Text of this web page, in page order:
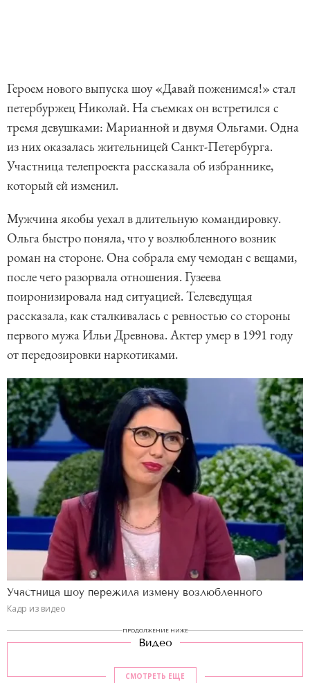
Героем нового выпуска шоу «Давай поженимся!» стал
петербуржец Николай. На съемках он встретился с
тремя девушками: Марианной и двумя Ольгами. Одна
из них оказалась жительницей Санкт-Петербурга.
Участница телепроекта рассказала об избраннике,
который ей изменил.
Мужчина якобы уехал в длительную командировку.
Ольга быстро поняла, что у возлюбленного возник
роман на стороне. Она собрала ему чемодан с вещами,
после чего разорвала отношения. Гузеева
поиронизировала над ситуацией. Телеведущая
рассказала, как сталкивалась с ревностью со стороны
первого мужа Ильи Древнова. Актер умер в 1991 году
от передозировки наркотиками.
Участница шоу пережила измену возлюбленного
Кадр из видео
ПРОДОЛЖЕНИЕ НИЖЕ
Видео
СМОТРЕТЬ ЕЩЕ